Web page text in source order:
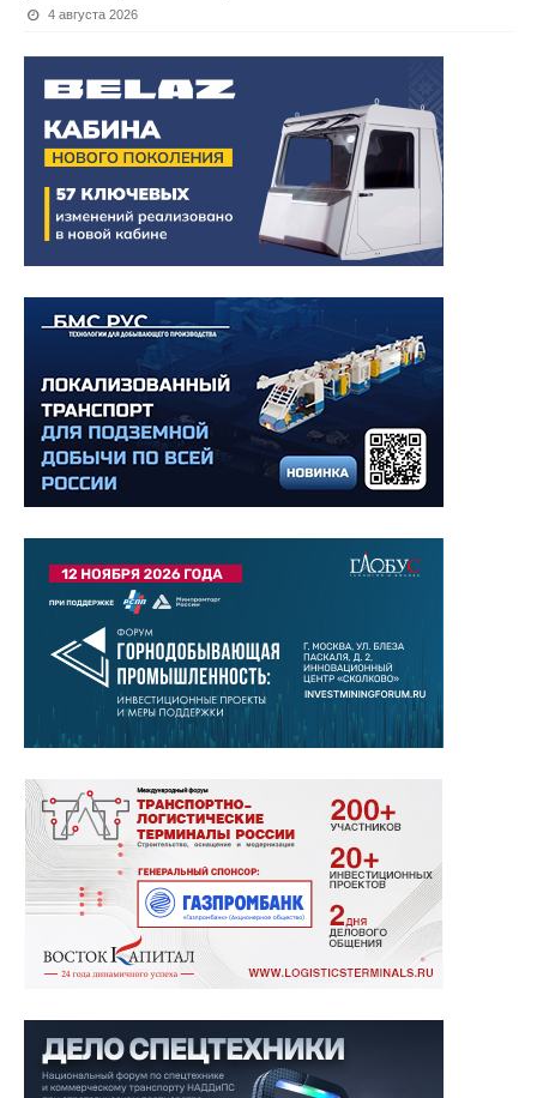
4 августа 2026